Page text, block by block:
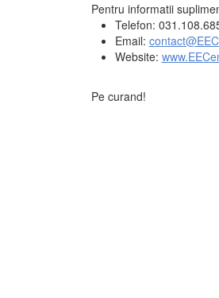
Pentru informatii
Telefon:
Email:
Website:
Pe curand!